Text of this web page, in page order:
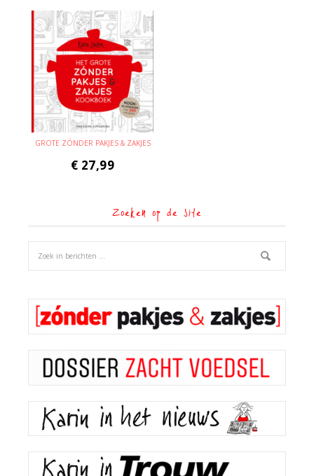
GROTE ZÓNDER PAKJES & ZAKJES
€ 27,99
Zoeken op de site